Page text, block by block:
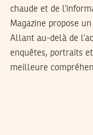
chaude et de
Magazine propose
Allant au-delà de
enquêtes, portraits
meilleure